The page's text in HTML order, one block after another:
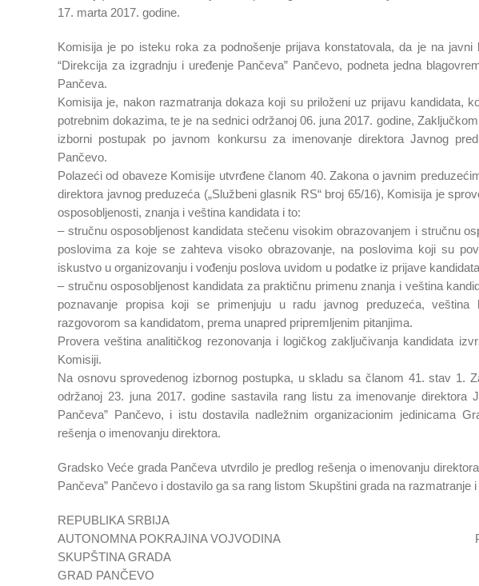
17. marta 2017. godine.
Komisija je po isteku roka za podnošenje prijava konstatovala, da je na
“Direkcija za izgradnju i uređenje Pančeva” Pančevo, podneta jedna
Pančeva.
Komisija je, nakon razmatranja dokaza koji su priloženi uz prijavu kandidata,
potrebnim dokazima, te je na sednici održanoj 06. juna 2017. godine,
izborni postupak po javnom konkursu za imenovanje direktora Javnog
Pančevo.
Polazeći od obaveze Komisije utvrđene članom 40. Zakona o javnim
direktora javnog preduzeća („Službeni glasnik RS“ broj 65/16), Komisija je
osposobljenosti, znanja i veština kandidata i to:
– stručnu osposobljenost kandidata stečenu visokim obrazovanjem i stručnu
poslovima za koje se zahteva visoko obrazovanje, na poslovima koji su
iskustvo u organizovanju i vođenju poslova uvidom u podatke iz prijave
– stručnu osposobljenost kandidata za praktičnu primenu znanja i veština
poznavanje propisa koji se primenjuju u radu javnog preduzeća, veština
razgovorom sa kandidatom, prema unapred pripremljenim pitanjima.
Provera veština analitičkog rezonovanja i logičkog zaključivanja kandidata
Komisiji.
Na osnovu sprovedenog izbornog postupka, u skladu sa članom 41. stav 1.
održanoj 23. juna 2017. godine sastavila rang listu za imenovanje direktora
Pančeva” Pančevo, i istu dostavila nadležnim organizacionim jedinicama
rešenja o imenovanju direktora.
Gradsko Veće grada Pančeva utvrdilo je predlog rešenja o imenovanju
Pančeva” Pančevo i dostavilo ga sa rang listom Skupštini grada na razmatranje
REPUBLIKA SRBIJA
AUTONOMNA POKRAJINA VOJVODINA
SKUPŠTINA GRADA
GRAD PANČEVO